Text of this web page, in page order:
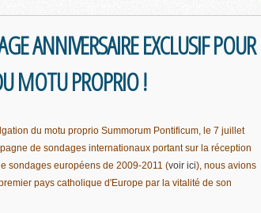
ANNIVERSAIRE EXCLUSIF POUR
MOTU PROPRIO !
du motu proprio Summorum Pontificum, le 7 juillet
de sondages internationaux portant sur la réception
sondages européens de 2009-2011 (voir ici), nous avions
pays catholique d'Europe par la vitalité de son